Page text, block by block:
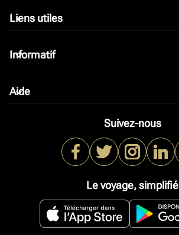
Liens utiles
keyboard_arrow_down
Informatif
keyboard_arrow_down
Aide
keyboard_arrow_down
Suivez-nous
Le voyage, simplifié